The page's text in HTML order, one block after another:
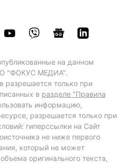
на данном
"ФОКУС МЕДИА".
разрешается только при
в разделе "Правила
информацию,
разрешается только при
гиперссылки на Сайт
не ниже первого
который не может
оригинального текста,